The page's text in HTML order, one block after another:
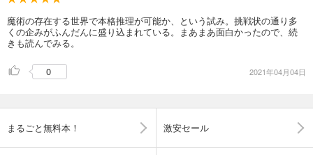
魔術の存在する世界で本格推理が可能か、という試み。挑戦状の通り多
くの企みがふんだんに盛り込まれている。まあまあ面白かったので、続
きも読んでみる。
0 2021年04月04日
まるごと無料本！ 激安セール